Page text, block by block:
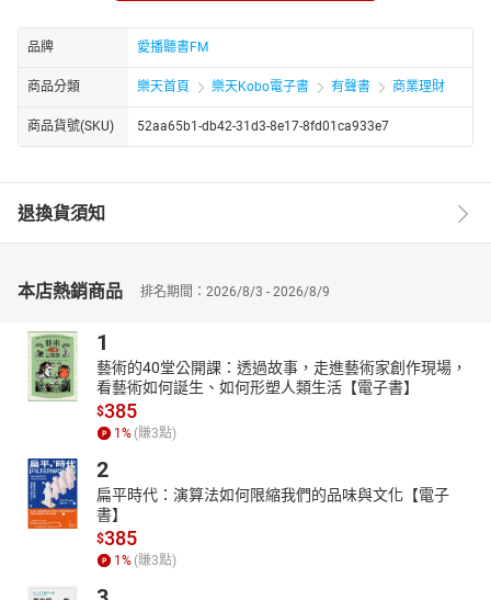
賦淵博的科技專業知識、加上良好的國際關係、豐富的工作經驗與
精通英日文，因此，一再為國內外機構所肯定，世界銀行特別推薦
為「開發中國家協助中小企業升級之典範」。由於積極參與亞洲生
產力組織之會務，並拓展亞洲各國之實質經貿交流，更曾當選為亞
洲生產力組織理事會主席。章節：01企業是販售「滿意」與「信
品牌 愛播聽書FM
商品分類 樂天首頁 樂天Kobo電子書 有聲書 商業理財
商品貨號(SKU) 52aa65b1-db42-31d3-8e17-8fd01ca933e7
退換貨須知
本店熱銷商品 排名期間：2026/8/3 - 2026/8/9
1
藝術的40堂公開課：透過故事，走進藝術家創作現場，
看藝術如何誕生、如何形塑人類生活【電子書】
$385
1 % (賺3點)
2
扁平時代：演算法如何限縮我們的品味與文化【電子
書】
$385
1 % (賺3點)